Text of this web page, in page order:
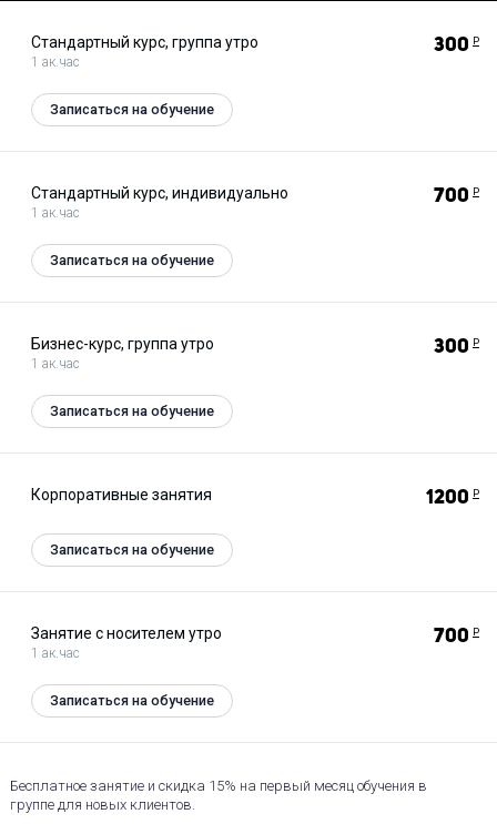
Стандартный курс, группа утро
1 ак.час
300 Р
Записаться на обучение
Стандартный курс, индивидуально
1 ак.час
700 Р
Записаться на обучение
Бизнес-курс, группа утро
1 ак.час
300 Р
Записаться на обучение
Корпоративные занятия 1200 Р
Записаться на обучение
Занятие с носителем утро
1 ак.час
700 Р
Записаться на обучение
Бесплатное занятие и скидка 15% на первый месяц обучения в
группе для новых клиентов.